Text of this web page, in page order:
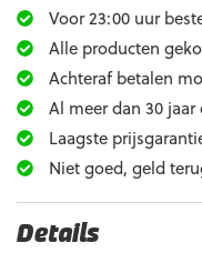
Voor 23:00 uur
Alle producten
Achteraf betalen
Al meer dan 30
Laagste
Niet goed, geld
Details